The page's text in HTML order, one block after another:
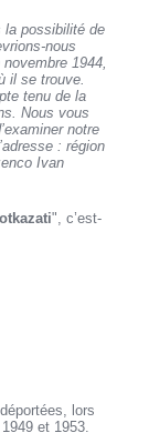
la possibilité de
nous
1944,
il se trouve.
tenu de la
Nous vous
notre
: région
Ivan
otkazati", c’est-
lors
et 1953.